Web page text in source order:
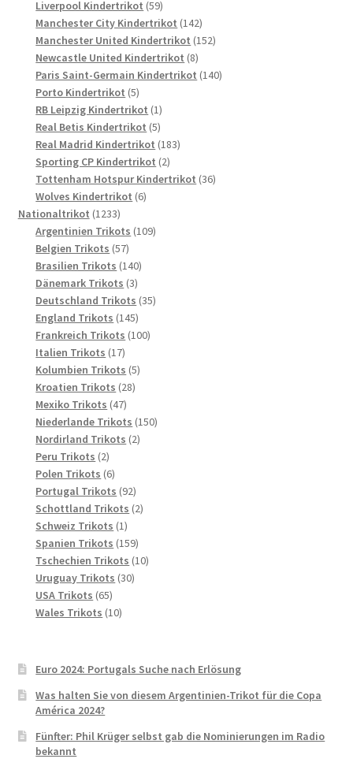
Produkte
Liverpool Kindertrikot 5959
Produkte
Manchester City Kindertrikot 142142
Produkte
Manchester United Kindertrikot 152152
Newcastle United Kindertrikot 88
Produkte
Paris Saint-Germain Kindertrikot 140140
Porto Kindertrikot 55
Produkte
RB Leipzig Kindertrikot 11
Produkt
Real Betis Kindertrikot 55
Produkte
Real Madrid Kindertrikot 183183
Sporting CP Kindertrikot 22
Produkte
Tottenham Hotspur Kindertrikot 3636
Wolves Kindertrikot 66
Nationaltrikot 12331233
Produkte
Argentinien Trikots 109109
Belgien Trikots 5757
Produkte
Brasilien Trikots 140140
Dänemark Trikots 33
Produkte
Deutschland Trikots 3535
England Trikots 145145
Produkte
Frankreich Trikots 100100
Italien Trikots 1717
Produkte
Kolumbien Trikots 55
Kroatien Trikots 2828
Mexiko Trikots 4747
Produkte
Niederlande Trikots 150150
Nordirland Trikots 22
Peru Trikots 22
Produkte
Polen Trikots 66
Produkte
Portugal Trikots 9292
Produkte
Schottland Trikots 22
Schweiz Trikots 11
Produkt
Spanien Trikots 159159
Produkte
Tschechien Trikots 1010
Uruguay Trikots 3030
USA Trikots 6565
Produkte
Wales Trikots 1010
Euro 2024: Portugals Suche nach Erlösung
Was halten Sie von diesem Argentinien-Trikot für die Copa
América 2024?
Fünfter: Phil Krüger selbst gab die Nominierungen im Radio
bekannt